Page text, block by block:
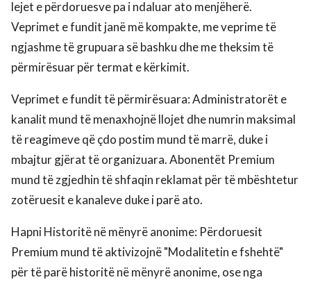
lejet e përdoruesve pa i ndaluar ato menjëherë.
Veprimet e fundit janë më kompakte, me veprime të
ngjashme të grupuara së bashku dhe me theksim të
përmirësuar për termat e kërkimit.
Veprimet e fundit të përmirësuara: Administratorët e
kanalit mund të menaxhojnë llojet dhe numrin maksimal
të reagimeve që çdo postim mund të marrë, duke i
mbajtur gjërat të organizuara. Abonentët Premium
mund të zgjedhin të shfaqin reklamat për të mbështetur
zotëruesit e kanaleve duke i parë ato.
Hapni Historitë në mënyrë anonime: Përdoruesit
Premium mund të aktivizojnë "Modalitetin e fshehtë"
për të parë historitë në mënyrë anonime, ose nga